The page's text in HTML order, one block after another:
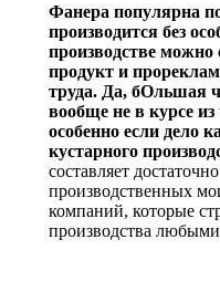
Фанера популярна
производится без
производстве можно
продукт и
труда. Да, бОльшая
вообще не в курсе из
особенно если дело
кустарного
составляет
производственных
компаний, которые
производства